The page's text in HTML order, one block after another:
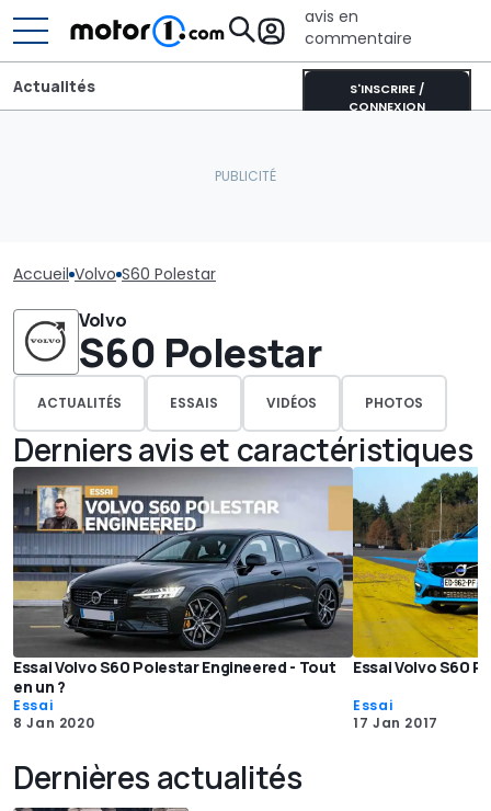
avis en
commentaire
S'INSCRIRE /
CONNEXION
Actualités
Accueil Volvo S60 Polestar
Volvo
S60 Polestar
ACTUALITÉS ESSAIS VIDÉOS PHOTOS
Derniers avis et caractéristiques
Essai Volvo S60 Polestar Engineered - Tout
en un ?
Essai
8 Jan 2020
Essai Volvo S60
Essai
17 Jan 2017
Dernières actualités